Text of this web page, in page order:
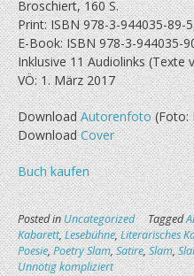
Broschiert, 160 S.
Print: ISBN 978-3-944035-89-
E-Book: ISBN 978-3-944035-
Inklusive 11 Audiolinks (Texte
VÖ: 1. März 2017
DownloadAutorenfoto(Foto:
DownloadCover
Buch kaufen
Posted inUncategorized Tagged
Kabarett,Lesebühne,Literarisches
Poesie,Poetry Slam,Satire,Slam,
Unnötig kompliziert